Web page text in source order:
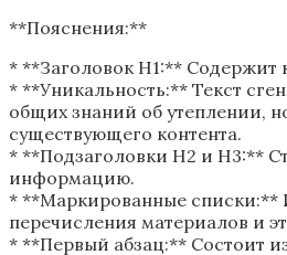
**Пояснения:**
* **Заголовок H1:** Содержит
* **Уникальность:** Текст
общих знаний об утеплении,
существующего контента.
* **Подзаголовки H2 и H3:**
информацию.
* **Маркированные списки:**
перечисления материалов и
* **Первый абзац:** Состоит